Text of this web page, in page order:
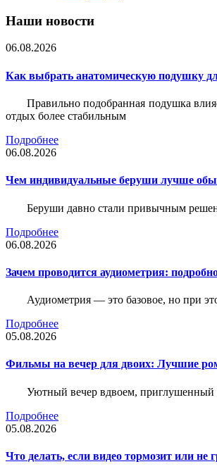
Наши новости
06.08.2026
Как выбрать анатомическую подушку
Правильно подобранная подушка
отдых более стабильным
Подробнее
06.08.2026
Чем индивидуальные беруши лучше
Беруши давно стали привычным
Подробнее
06.08.2026
Зачем проводится аудиометрия:
Аудиометрия — это базовое, но при
Подробнее
05.08.2026
Фильмы на вечер для двоих: Лучшие
Уютный вечер вдвоем, приглушенный
Подробнее
05.08.2026
Что делать, если видео тормозит или не